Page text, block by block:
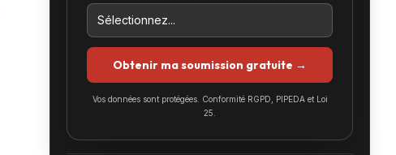
Obtenir ma soumission gratuite →
Vos données sont protégées. Conformité RGPD, PIPEDA et Loi
25.